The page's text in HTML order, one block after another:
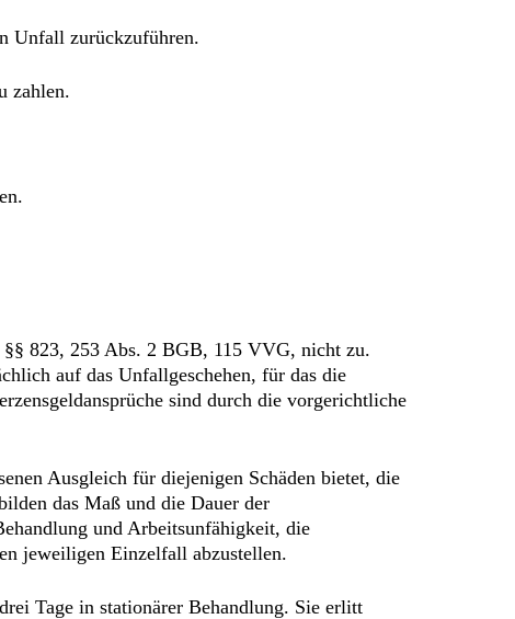
Unfall zurückzuführen.
zahlen.
§§ 823, 253 Abs. 2 BGB, 115 VVG, nicht zu.
auf das Unfallgeschehen, für das die
sind durch die vorgerichtliche
Ausgleich für diejenigen Schäden bietet, die
das Maß und die Dauer der
und Arbeitsunfähigkeit, die
jeweiligen Einzelfall abzustellen.
Tage in stationärer Behandlung. Sie erlitt